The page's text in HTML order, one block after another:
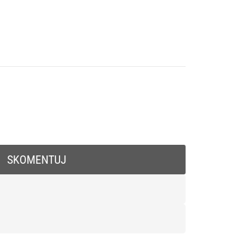
SKOMENTUJ